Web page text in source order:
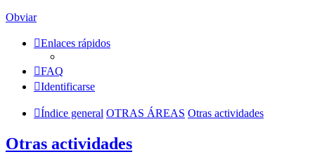
Obviar
Enlaces rápidos
FAQ
Identificarse
Índice general OTRAS ÁREAS Otras actividades
Otras actividades